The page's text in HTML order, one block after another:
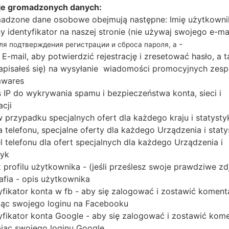
Snapdragon 410
1GB
Buy accessories on
dla telefonów LG
gromadzonych danych:
dane osobowe obejmują następne: Imię
identyfikator na naszej stronie (nie używaj swojego e-
подтверждения регистрации и сброса пароля, а -
mail, aby potwierdzić rejestrację i zresetować hasło, a
się) na wysyłanie wiadomości promocyjnych
IP do wykrywania spamu i bezpieczeństwa konta, sieci i
przypadku specjalnych ofert dla każdego kraju i
telefonu, specjalne oferty dla każdego Urządzenia i
telefonu dla ofert specjalnych dla każdego Urządzenia i
profilu użytkownika - (jeśli prześlesz swoje prawdziwe
- opis użytkownika
konta w fb - aby się zalogować i zostawić
swojego loginu na Facebooku
konta Google - aby się zalogować i zostawić